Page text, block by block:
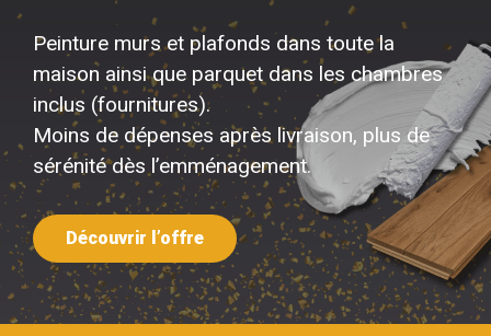
Peinture murs et plafonds dans toute la
maison ainsi que parquet dans les chambres
inclus (fournitures).
Moins de dépenses après livraison, plus de
sérénité dès l’emménagement.
Découvrir l’offre